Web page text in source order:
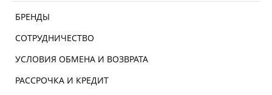
БРЕНДЫ
СОТРУДНИЧЕСТВО
УСЛОВИЯ ОБМЕНА И ВОЗВРАТА
РАССРОЧКА И КРЕДИТ